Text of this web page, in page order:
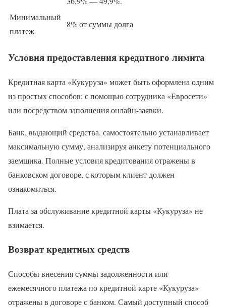
Минимальный
платеж
8% от суммы долга
Условия предоставления кредитного лимита
Кредитная карта «Кукуруза» может быть оформлена одним
из простых способов: с помощью сотрудника «Евросети»
или посредством заполнения онлайн-заявки.
Банк, выдающий средства, самостоятельно устанавливает
максимальную сумму, анализируя анкету потенциального
заемщика. Полные условия кредитования отражены в
банковском договоре, с которым клиент должен
ознакомиться.
Плата за обслуживание кредитной карты «Кукуруза» не
взимается.
Возврат кредитных средств
Способы внесения суммы задолженности или
ежемесячного платежа по кредитной карте «Кукуруза»
отражены в договоре с банком. Самый доступный способ